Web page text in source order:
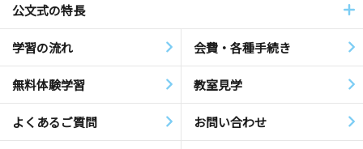
公文式の特長
学習の流れ 会費・各種手続き
無料体験学習 教室見学
よくあるご質問 お問い合わせ